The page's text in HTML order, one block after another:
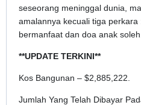
seseorang meninggal dunia,
amalannya kecuali tiga
bermanfaat dan doa anak
**UPDATE TERKINI**
Kos Bangunan – $2,885,222.
Jumlah Yang Telah Dibayar